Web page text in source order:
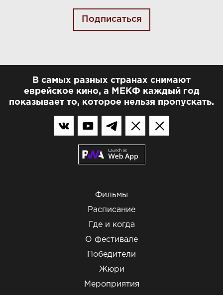
Подписаться
В самых разных странах снимают
еврейское кино, а МЕКФ каждый год
показывает то, которое нельзя пропускать.
Фильмы
Расписание
Где и когда
О фестивале
Победители
Жюри
Мероприятия